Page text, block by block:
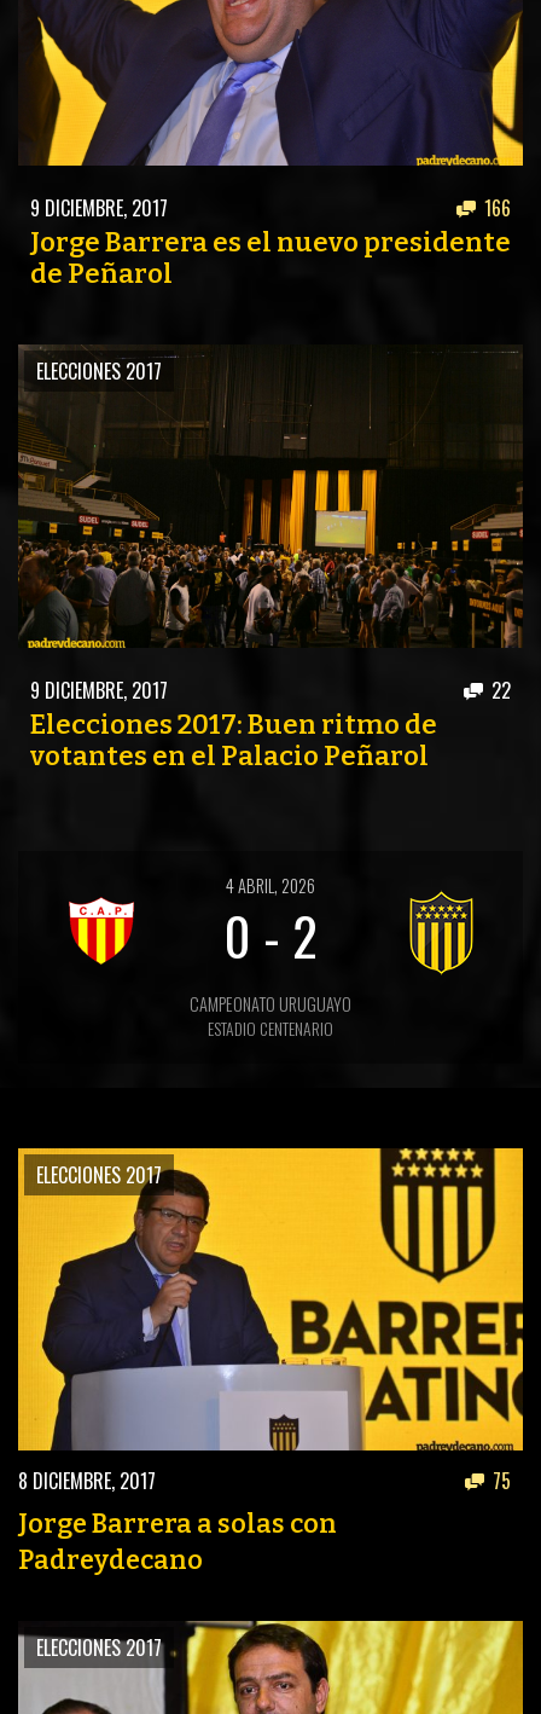
ENTREVISTAS
TRIBUNA
PYD RADIO
PEÑAS
ENCUESTAS
EDITORIALES
9 DICIEMBRE, 2017 166
Jorge Barrera es el nuevo presidente
de Peñarol
ELECCIONES 2017
9 DICIEMBRE, 2017 22
Elecciones 2017: Buen ritmo de
votantes en el Palacio Peñarol
4 ABRIL, 2026
0 - 2
CAMPEONATO URUGUAYO
ESTADIO CENTENARIO
ELECCIONES 2017
8 DICIEMBRE, 2017 75
Jorge Barrera a solas con
Padreydecano
ELECCIONES 2017